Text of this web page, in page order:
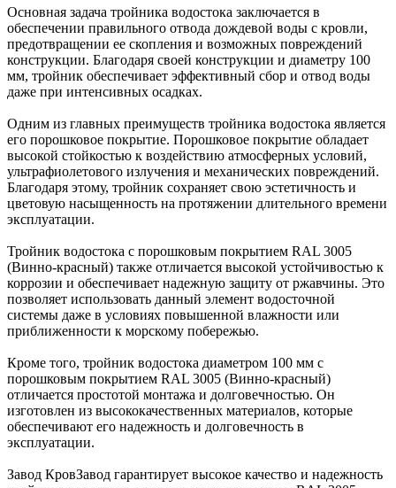
Основная задача тройника водостока заключается в
обеспечении правильного отвода дождевой воды с кровли,
предотвращении ее скопления и возможных повреждений
конструкции. Благодаря своей конструкции и диаметру 100
мм, тройник обеспечивает эффективный сбор и отвод воды
даже при интенсивных осадках.
Одним из главных преимуществ тройника водостока является
его порошковое покрытие. Порошковое покрытие обладает
высокой стойкостью к воздействию атмосферных условий,
ультрафиолетового излучения и механических повреждений.
Благодаря этому, тройник сохраняет свою эстетичность и
цветовую насыщенность на протяжении длительного времени
эксплуатации.
Тройник водостока с порошковым покрытием RAL 3005
(Винно-красный) также отличается высокой устойчивостью к
коррозии и обеспечивает надежную защиту от ржавчины. Это
позволяет использовать данный элемент водосточной
системы даже в условиях повышенной влажности или
приближенности к морскому побережью.
Кроме того, тройник водостока диаметром 100 мм с
порошковым покрытием RAL 3005 (Винно-красный)
отличается простотой монтажа и долговечностью. Он
изготовлен из высококачественных материалов, которые
обеспечивают его надежность и долговечность в
эксплуатации.
Завод КровЗавод гарантирует высокое качество и надежность